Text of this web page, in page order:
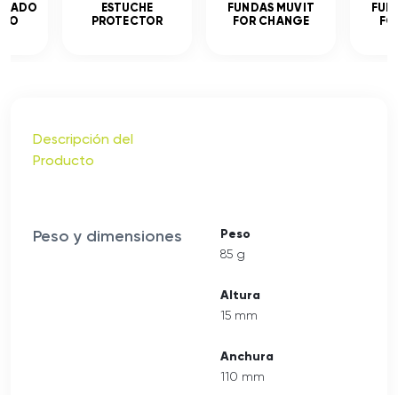
ESTUCHE
PROTECTOR
FUNDAS MUVIT
FOR CHANGE
Descripción del
Producto
Peso y dimensiones Peso
85 g
Altura
15 mm
Anchura
110 mm